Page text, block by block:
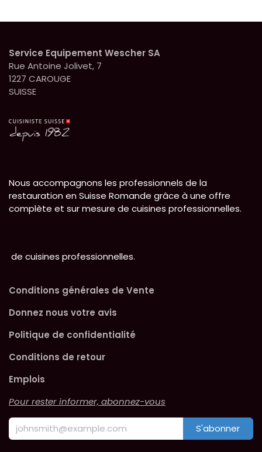
Service Equipement Wescher SA
Rue Antoine Jolivet, 7
1227 CAROUGE
SUISSE
Nous accompagnons les professionnels de la
restauration en Suisse Romande grâce à une offre
complète et sur mesure de cuisines professionnelles.
de cuisines professionnelles.
Conditions générales de Vente
Donnez nous votre avis
Politique de confidentialité
Conditions de retour
Emplois
Pour rester informer, abonnez-vous
S'abonner